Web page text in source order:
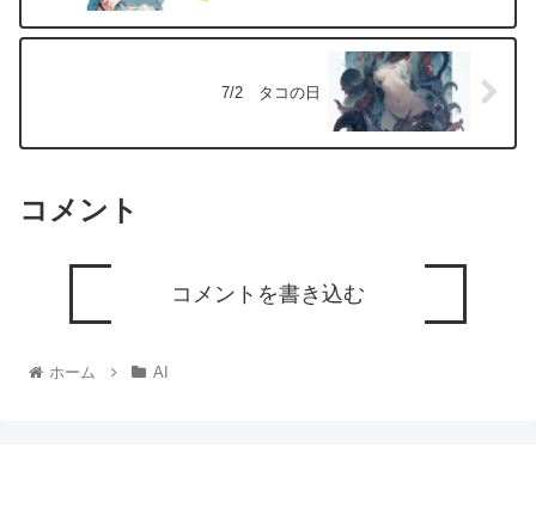
7/2 タコの日
コメント
コメントを書き込む
ホーム AI